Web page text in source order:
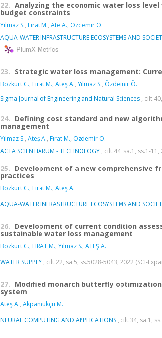
22. Analyzing the economic water loss
budget constraints
Yilmaz S., Fırat M., Ate A., Ozdemir O.
AQUA-WATER INFRASTRUCTURE ECOSYSTEMS AND
PlumX Metrics
23. Strategic water loss management:
Bozkurt C., Fırat M., Ateş A., Yılmaz S., Özdemir Ö.
Sigma Journal of Engineering and Natural Sciences ,
24. Defining cost standard and new
management
Yılmaz S., Ateş A., Fırat M., Özdemir Ö.
ACTA SCIENTIARUM - TECHNOLOGY , cilt.44, sa.1, ss.1-11,
25. Development of a new comprehensive
practices
Bozkurt C., Fırat M., Ateş A.
AQUA-WATER INFRASTRUCTURE ECOSYSTEMS AND
26. Development of current condition
sustainable water loss management
Bozkurt C., FIRAT M., Yilmaz S., ATEŞ A.
WATER SUPPLY , cilt.22, sa.5, ss.5028-5043, 2022 (SCI-
27. Modified monarch butterfly
system
Ateş A., Akpamukçu M.
NEURAL COMPUTING AND APPLICATIONS , cilt.34, sa.1,